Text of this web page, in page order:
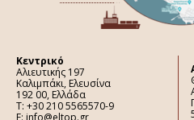
Κεντρικό
Αλιευτικής 197
Καλιμπάκι, Ελευσίνα
192 00, Ελλάδα
Τ: +30 210 5565570-9